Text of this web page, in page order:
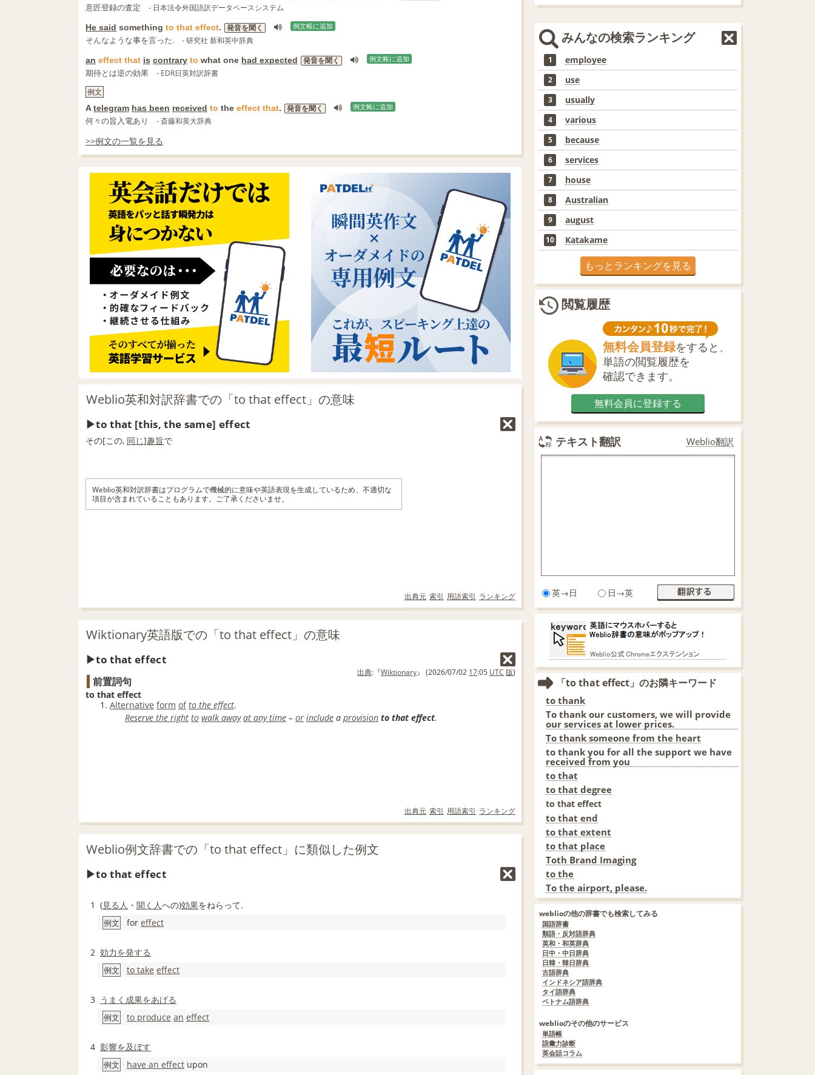
意匠登録の査定 - 日本法令外国語訳データベースシステム
He said something to that effect. 発音を聞く 例文帳に追加
そんなような事を言った. - 研究社 新和英中辞典
an effect that is contrary to what one had expected 発音を聞く 例文帳に追加
期待とは逆の効果
- EDR日英対訳辞書
例文
Atelegram has been received to the effect that. 発音を聞く 例文帳に追加
何々の旨入電あり - 斎藤和英大辞典
>>例文の一覧を見る
Weblio英和対訳辞書での「to that effect」の意味
to that [this, the same] effect
その[この, 同じ]趣旨で
Weblio英和対訳辞書はプログラムで機械的に意味や英語表現を生成しているため、不適切な
項目が含まれていることもあります。ご了承くださいませ。
出典元 索引 用語索引 ランキング
Wiktionary英語版での「to that effect」の意味
to that effect
出典:『Wiktionary 』 (2026/07/02 17:05 UTC 版)
前置詞句
to that effect
Alternative form of to the effect.
Reserve the right to walk away at any time – or include a provision to that effect.
出典元 索引 用語索引 ランキング
Weblio例文辞書での「to that effect」に類似した例文
to that effect
1 (見る人 ・ 聞く 人への)効果をねらって.
例文 for effect
2 効力を発する
例文 to take effect
3 うまく 成果をあげる
例文 to produce an effect
4 影響を及ぼす
例文 have an effect upon
みんなの検索ランキング
1 employee
2 use
3 usually
4 various
5 because
6 services
7 house
8 Australian
9 august
10 Katakame
もっとランキングを見る
閲覧履歴
無料会員登録をすると、
単語の閲覧履歴を
確認できます。
無料会員に登録する
テキスト翻訳 Weblio翻訳
英→日 日→英
「to that effect」のお隣キーワード
to thank
To thank our customers, we will provide
our services at lower prices.
To thank someone from the heart
to thank you for all the support we have
received from you
to that
to that degree
to that effect
to that end
to that extent
to that place
Toth Brand Imaging
to the
To the airport, please.
weblioの他の辞書でも検索してみる
国語辞書
類語・反対語辞典
英和・和英辞典
日中・中日辞典
日韓・韓日辞典
古語辞典
インドネシア語辞典
タイ語辞典
ベトナム語辞典
weblioのその他のサービス
単語帳
語彙力診断
英会話コラム